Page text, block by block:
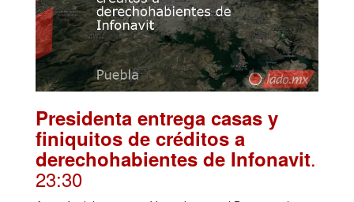
Presidenta entrega casas y
finiquitos de créditos a
derechohabientes de Infonavit.
23:30